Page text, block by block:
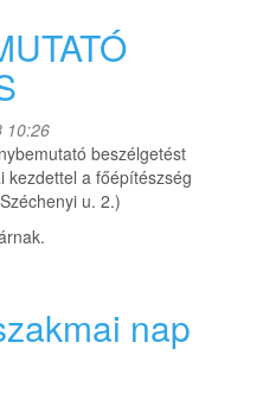
10:26
beszélgetést
kezdettel a főépítészség
u. 2.)
nap